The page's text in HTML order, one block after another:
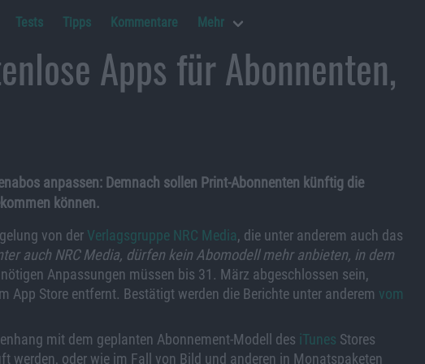
Tests Tipps Kommentare Mehr
Apps für Abonnenten,
anpassen: Demnach sollen Print-Abonnenten künftig die
können.
von der Verlagsgruppe NRC Media, die unter anderem auch das
auch NRC Media, dürfen kein Abomodell mehr anbieten, in dem
Anpassungen müssen bis 31. März abgeschlossen sein,
App Store entfernt. Bestätigt werden die Berichte unter anderem vom
mit dem geplanten Abonnement-Modell des iTunes Stores
werden, oder wie im Fall von Bild und anderen in Monatspaketen